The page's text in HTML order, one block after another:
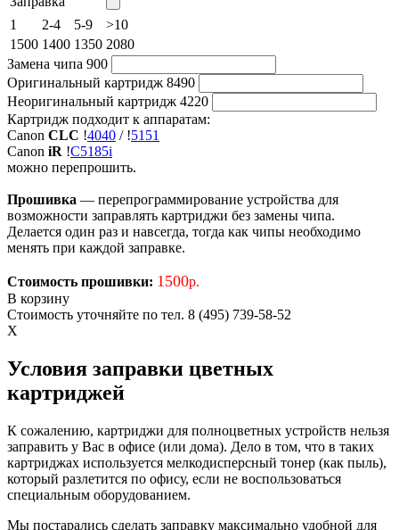
1
2-4 5-9
>10
1500 1400 1350 2080
Замена чипа 900
Оригинальный картридж 8490
Неоригинальный картридж 4220
Картридж подходит к аппаратам:
Canon CLC !4040 / !5151
Canon iR !C5185i
можно перепрошить.
Прошивка — перепрограммирование устройства для
возможности заправлять картриджи без замены чипа.
Делается один раз и навсегда, тогда как чипы необходимо
менять при каждой заправке.
Стоимость прошивки: 1500р.
В корзину
Стоимость уточняйте по тел. 8 (495) 739-58-52
X
Условия заправки цветных
картриджей
К сожалению, картриджи для полноцветных устройств нельзя
заправить у Вас в офисе (или дома). Дело в том, что в таких
картриджах используется мелкодисперсный тонер (как пыль),
который разлетится по офису, если не воспользоваться
специальным оборудованием.
Мы постарались сделать заправку максимально удобной для